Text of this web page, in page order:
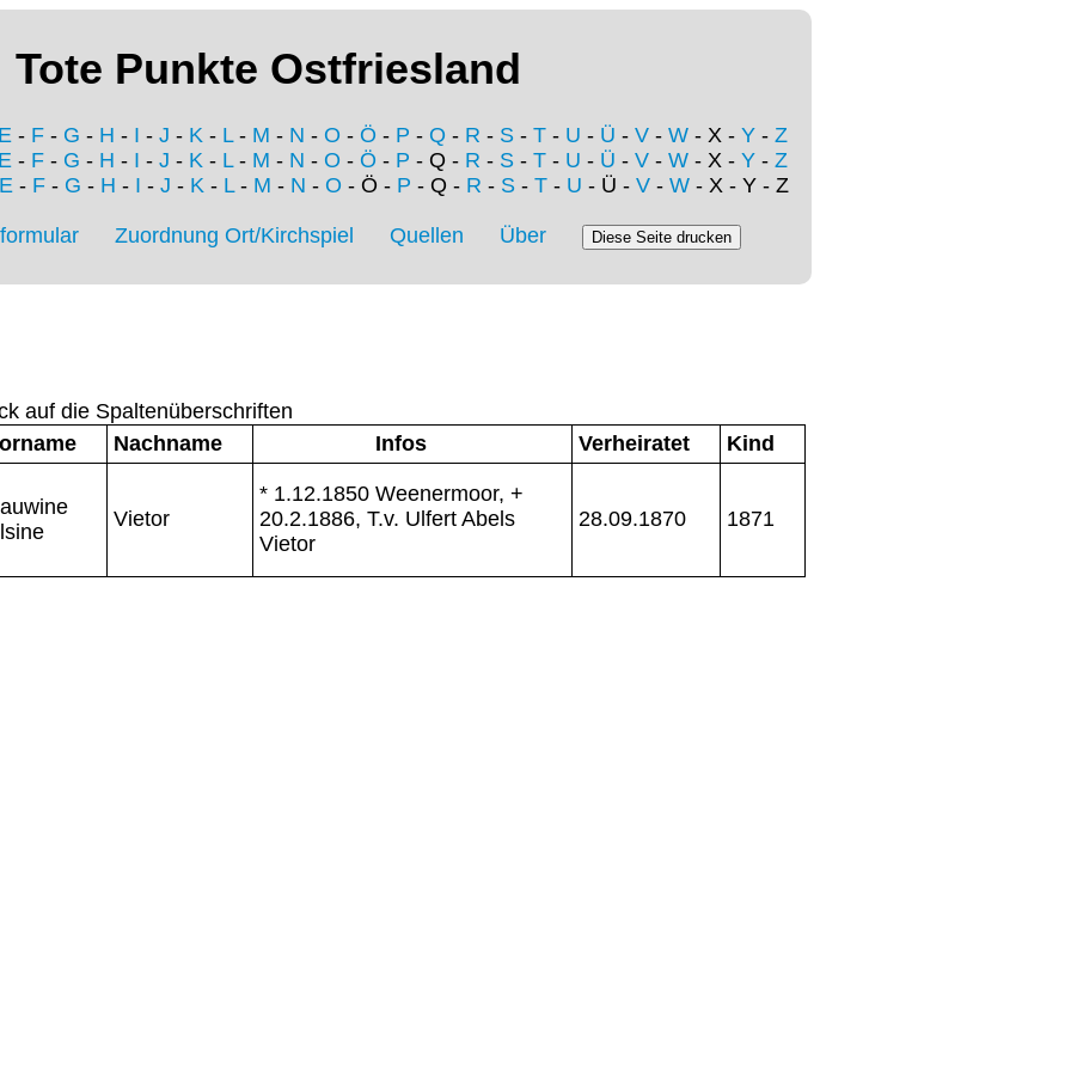
Tote Punkte Ostfriesland
- F - G - H - I - J - K - L- M - N - O - Ö - P - Q - R - S - T - U - Ü - V - W - X - Y - Z
- F - G - H - I - J - K - L- M - N - O - Ö - P - Q - R - S - T - U - Ü - V - W - X - Y - Z
- F- G - H - I - J - K- L- M - N - O - Ö - P - Q - R - S- T- U - Ü - V- W- X - Y - Z
Zuordnung Ort/Kirchspiel Quellen Über
auf die Spaltenüberschriften
Nachname Infos Verheiratet Kind
Vietor
* 1.12.1850 Weenermoor, +
20.2.1886, T.v. Ulfert Abels
Vietor
28.09.1870 1871